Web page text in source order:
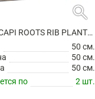
search
КАШПО CAPI ROOTS RIB PLANTER SQUARE ANTHRACITE
50 см.
50 см.
50 см.
по
2 шт.